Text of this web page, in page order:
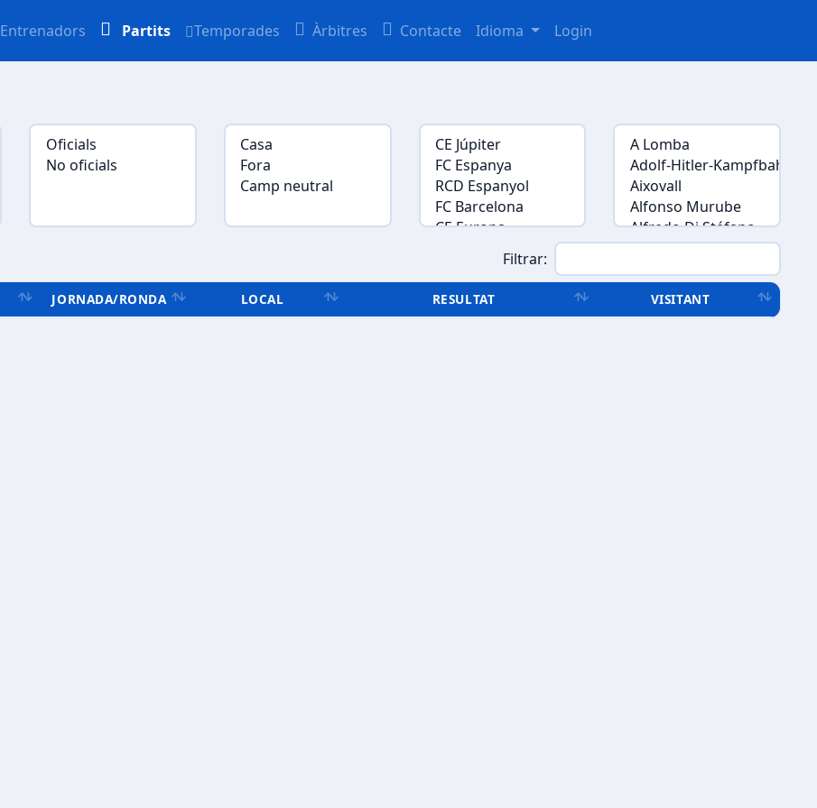
Entrenadors Partits Temporades Àrbitres Contacte Idioma Login
Filtrar:
JORNADA/RONDA LOCAL RESULTAT VISITANT